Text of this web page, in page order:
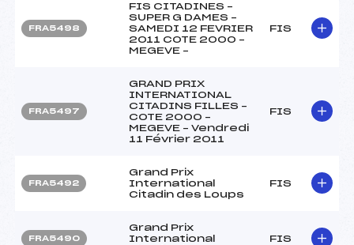
FRA5498
FIS CITADINES –
SUPER G DAMES –
SAMEDI 12 FEVRIER
2011 COTE 2000 –
MEGEVE –
FIS
FRA5497
GRAND PRIX
INTERNATIONAL
CITADINS FILLES –
COTE 2000 –
MEGEVE – Vendredi
11 Février 2011
FIS
FRA5492
Grand Prix
International
Citadin des Loups
FIS
FRA5490
Grand Prix
International
FIS